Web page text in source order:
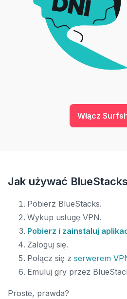
Włącz
Jak używać
Pobierz BlueStacks.
Wykup usługę VPN.
Pobierz i zainstaluj
Zaloguj się.
Połącz się z serwerem
Emuluj gry przez
Proste, prawda?